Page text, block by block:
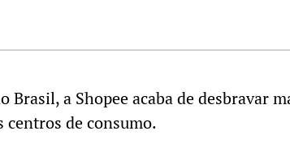
Brasil, a Shopee acaba de desbravar
de consumo.